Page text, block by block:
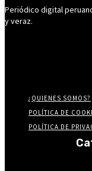
Periódico digital
y veraz.
¿QUIENES SOMOS?
POLÍTICA DE
POLÍTICA DE